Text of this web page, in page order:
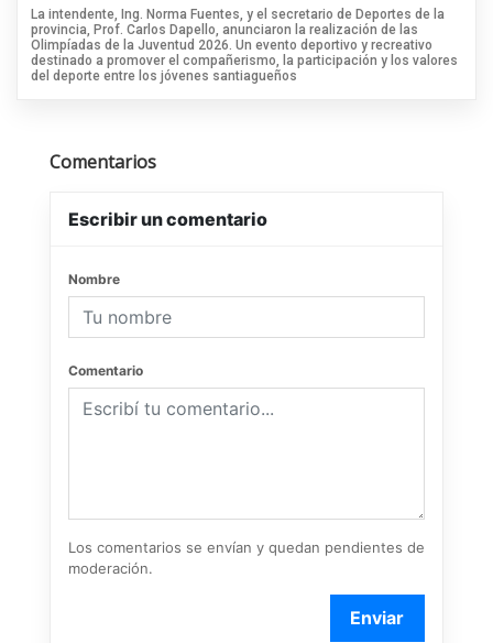
La intendente, Ing. Norma Fuentes, y el secretario de Deportes de la
provincia, Prof. Carlos Dapello, anunciaron la realización de las
Olimpíadas de la Juventud 2026. Un evento deportivo y recreativo
destinado a promover el compañerismo, la participación y los valores
del deporte entre los jóvenes santiagueños
Comentarios
Escribir un comentario
Nombre
Comentario
Los comentarios se envían y quedan pendientes de
moderación.
Enviar